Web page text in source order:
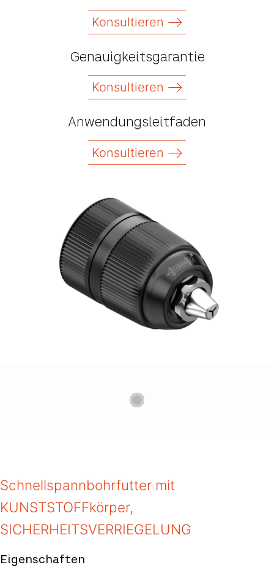
Konsultieren
Genauigkeitsgarantie
Konsultieren
Anwendungsleitfaden
Konsultieren
Schnellspannbohrfutter mit
KUNSTSTOFFkörper,
SICHERHEITSVERRIEGELUNG
Eigenschaften